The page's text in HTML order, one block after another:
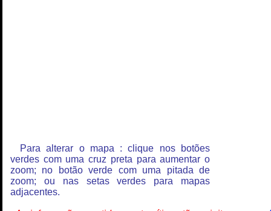
Para alterar o mapa : clique nos botões
verdes com uma cruz preta para aumentar o
zoom; no botão verde com uma pitada de
zoom; ou nas setas verdes para mapas
adjacentes.